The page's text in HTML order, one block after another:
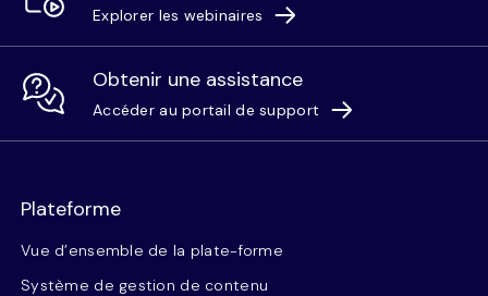
Explorer les webinaires
Obtenir une assistance
Accéder au portail de support
Plateforme
Vue d’ensemble de la plate-forme
Système de gestion de contenu